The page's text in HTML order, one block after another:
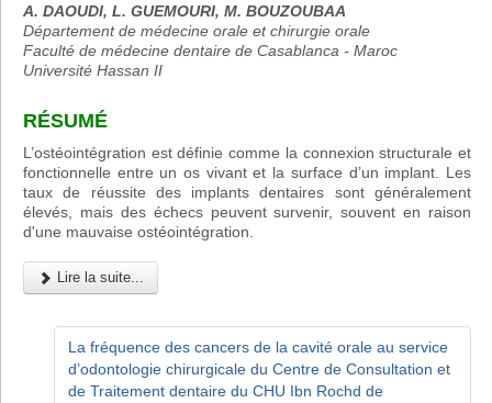
A. DAOUDI, L. GUEMOURI, M. BOUZOUBAA
Département de médecine orale et chirurgie orale
Faculté de médecine dentaire de Casablanca - Maroc
Université Hassan II
RÉSUMÉ
L’ostéointégration est définie comme la connexion structurale et
fonctionnelle entre un os vivant et la surface d’un implant. Les
taux de réussite des implants dentaires sont généralement
élevés, mais des échecs peuvent survenir, souvent en raison
d'une mauvaise ostéointégration.
Lire la suite...
La fréquence des cancers de la cavité orale au service
d’odontologie chirurgicale du Centre de Consultation et
de Traitement dentaire du CHU Ibn Rochd de